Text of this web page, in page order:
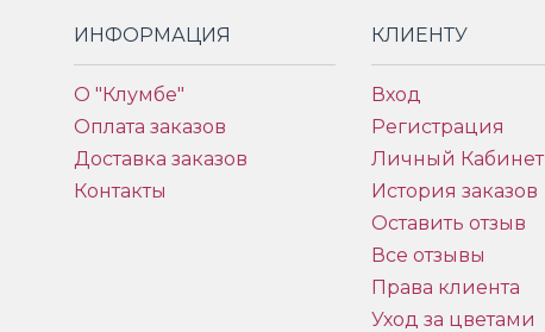
ИНФОРМАЦИЯ
О "Клумбе"
Оплата заказов
Доставка заказов
Контакты
КЛИЕНТУ
Вход
Регистрация
Личный Кабинет
История заказов
Оставить отзыв
Все отзывы
Права клиента
Уход за цветами